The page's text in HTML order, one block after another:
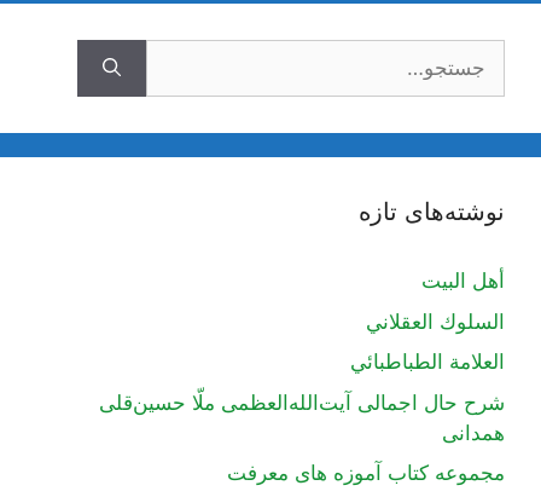
نوشته‌های تازه
أهل البيت
السلوك العقلاني
العلامة الطباطبائي
شرح حال اجمالی آیت‌الله‌العظمی ملّا حسین‌قلی
همدانی
مجموعه کتاب آموزه های معرفت